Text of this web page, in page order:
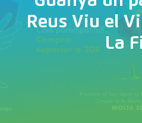
Reus Viu el
La